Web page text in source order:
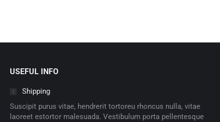
USEFUL INFO
Shipping
Suscipit purus vitae, hendrerit tortoreu rhoncus nulla, vitae
laoreet estortor malesuada. Vestibulum porta pellentesque